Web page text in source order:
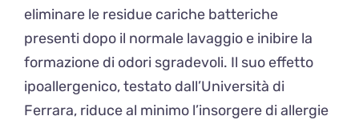
eliminare le residue cariche batteriche
presenti dopo il normale lavaggio e inibire la
formazione di odori sgradevoli. Il suo effetto
ipoallergenico, testato dall’Università di
Ferrara, riduce al minimo l’insorgere di allergie